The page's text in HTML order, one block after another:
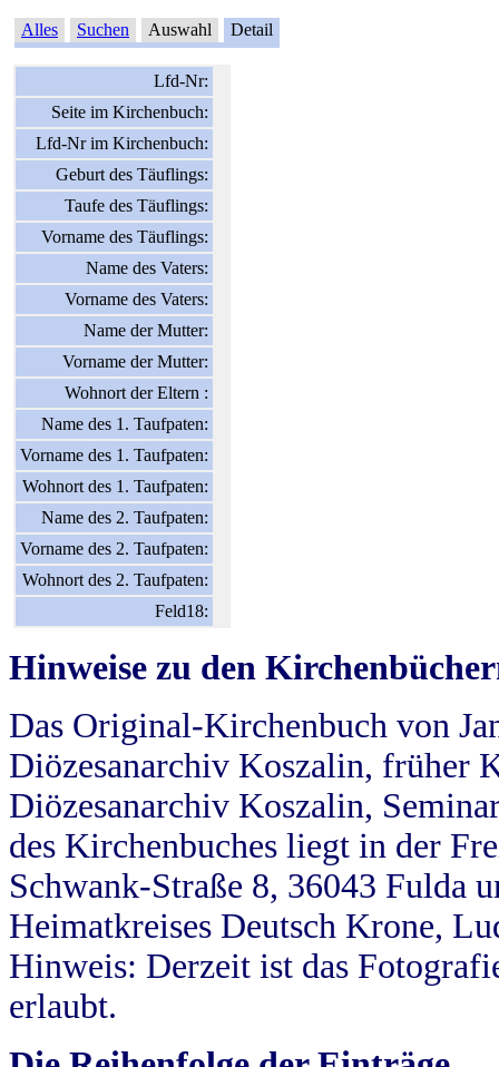
Alles Suchen Auswahl Detail
Lfd-Nr:
Seite im Kirchenbuch:
Lfd-Nr im Kirchenbuch:
Geburt des Täuflings:
Taufe des Täuflings:
Vorname des Täuflings:
Name des Vaters:
Vorname des Vaters:
Name der Mutter:
Vorname der Mutter:
Wohnort der Eltern :
Name des 1. Taufpaten:
Vorname des 1. Taufpaten:
Wohnort des 1. Taufpaten:
Name des 2. Taufpaten:
Vorname des 2. Taufpaten:
Wohnort des 2. Taufpaten:
Feld18:
Hinweise zu den
Das Original-Kirchenbuch von
Diözesanarchiv Koszalin, früher
Diözesanarchiv Koszalin,
des Kirchenbuches liegt in der
Schwank-Straße 8, 36043 Fulda
Heimatkreises Deutsch Krone,
Hinweis: Derzeit ist das
erlaubt.